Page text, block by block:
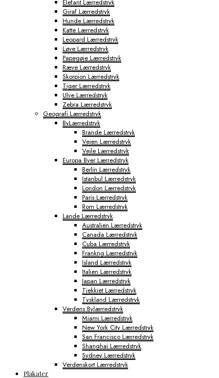
Elefant Lærredstryk
Giraf Lærredstryk
Hunde Lærredstryk
Katte Lærredstryk
Leopard Lærredstryk
Løve Lærredstryk
Papegøje Lærredstryk
Ræve Lærredstryk
Skorpion Lærredstryk
Tiger Lærredstryk
Ulve Lærredstryk
Zebra Lærredstryk
Geografi Lærredstryk
ByLærredstryk
Brande Lærredstryk
Vejen Lærredstryk
Vejle Lærredstryk
Europa Byer Lærredstryk
Berlin Lærredstryk
Istanbul Lærredstryk
London Lærredstryk
Paris Lærredstryk
Rom Lærredstryk
Lande Lærredstryk
Australien Lærredstryk
Canada Lærredstryk
Cuba Lærredstryk
Frankrig Lærredstryk
Island Lærredstryk
Italien Lærredstryk
Japan Lærredstryk
Tjekkiet Lærredstryk
Tyskland Lærredstryk
Verdens Bylærredstryk
Miami Lærredstryk
New York City Lærredstryk
San Francisco Lærredstryk
Shanghai Lærredstryk
Sydney Lærredstryk
Verdenskort Lærredstryk
Plakater